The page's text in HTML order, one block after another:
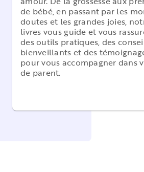
de bébé, en passant par les
doutes et les grandes joies,
livres vous guide et vous
des outils pratiques, des
bienveillants et des
pour vous accompagner dans
de parent.